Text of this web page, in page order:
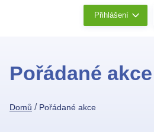
Přihlášení
Pořádané akce
Domů / Pořádané akce